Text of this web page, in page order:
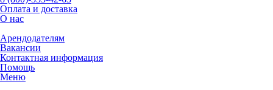
Оплата и доставка
О нас
Арендодателям
Вакансии
Контактная информация
Помощь
Меню